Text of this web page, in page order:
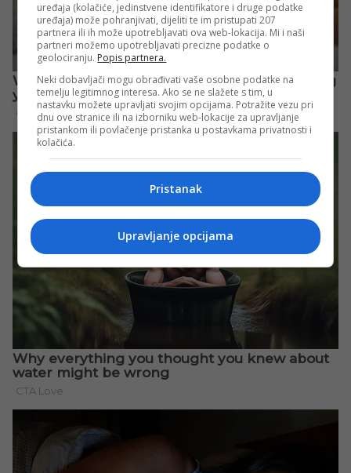
uređaja (kolačiće, jedinstvene identifikatore i druge podatke
uređaja) može pohranjivati, dijeliti te im pristupati 207
partnera ili ih može upotrebljavati ova web-lokacija. Mi i naši
partneri možemo upotrebljavati precizne podatke o
geolociranju. Popis partnera.
Neki dobavljači mogu obrađivati vaše osobne podatke na
temelju legitimnog interesa. Ako se ne slažete s tim, u
nastavku možete upravljati svojim opcijama. Potražite vezu pri
dnu ove stranice ili na izborniku web-lokacije za upravljanje
pristankom ili povlačenje pristanka u postavkama privatnosti i
kolačića.
Pristanak
Upravljanje opcijama